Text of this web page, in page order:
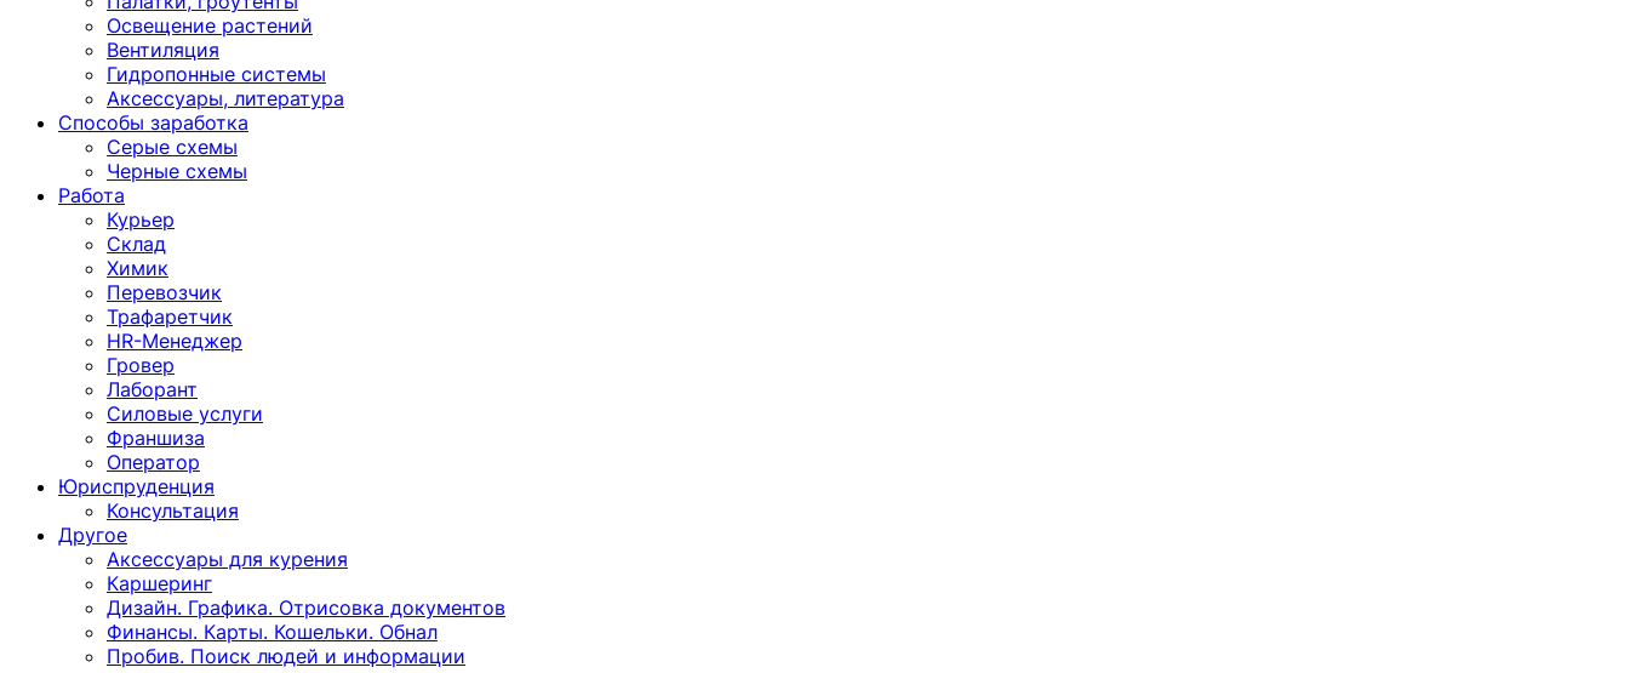
Освещение растений
Вентиляция
Гидропонные системы
Аксессуары, литература
Способы заработка
Серые схемы
Черные схемы
Работа
Курьер
Склад
Химик
Перевозчик
Трафаретчик
HR-Менеджер
Гровер
Лаборант
Силовые услуги
Франшиза
Оператор
Юриспруденция
Консультация
Другoе
Аксессуары для курения
Каршеринг
Дизайн. Графика. Отрисовка документов
Финансы. Карты. Кошельки. Обнал
Пробив. Поиск людей и информации